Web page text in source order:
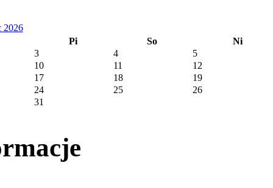
2026
Pi
So
Ni
3
4
5
10
11
12
17
18
19
24
25
26
31